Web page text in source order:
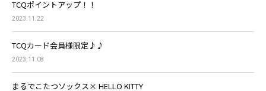
TCQポイントアップ！！
2023.11.22
TCQカード会員様限定♪♪
2023.11.08
まるでこたつソックス× HELLO KITTY